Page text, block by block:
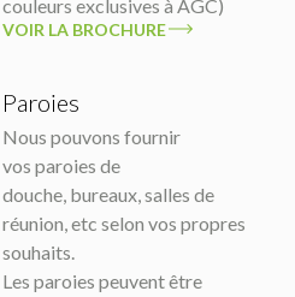
couleurs exclusives à AGC)
VOIR LA BROCHURE
Paroies
Nous pouvons fournir
vos paroies de
douche, bureaux, salles de
réunion, etc selon vos propres
souhaits.
Les paroies peuvent être